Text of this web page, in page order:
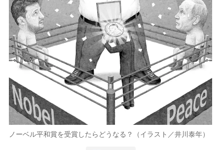
ノーベル平和賞を受賞したらどうなる？（イラスト／井川泰年）